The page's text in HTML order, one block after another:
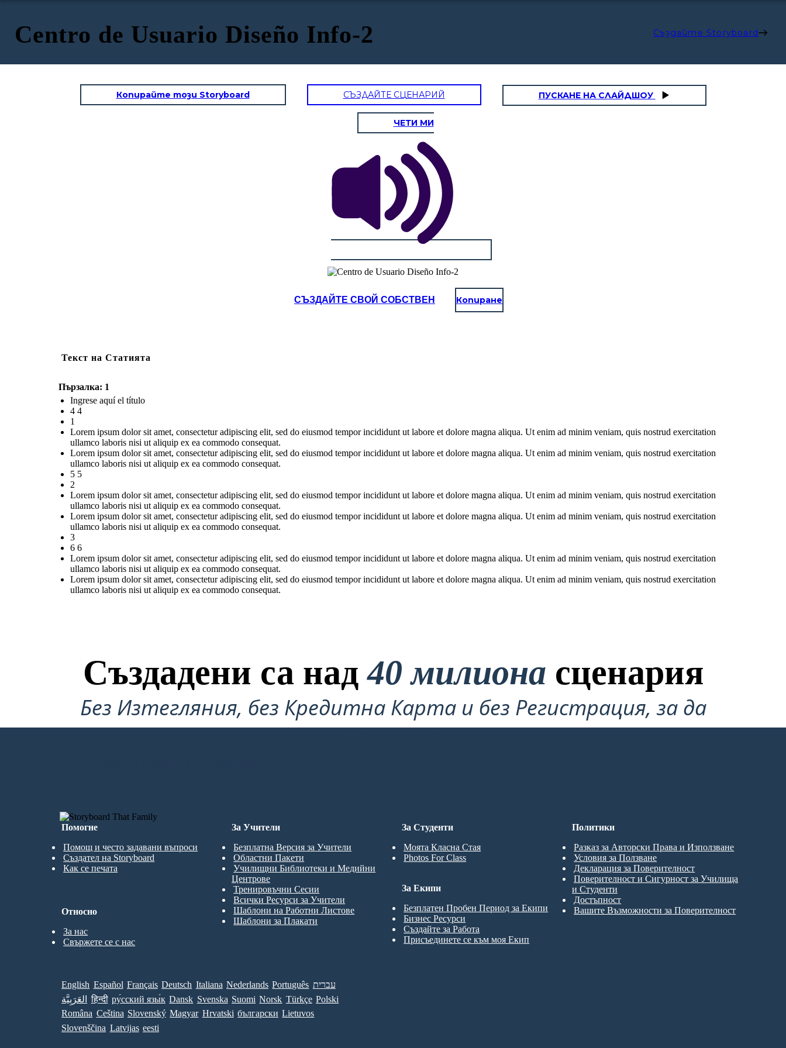
Centro de Usuario Diseño Info-2 Създайте Storyboard
Копирайте този Storyboard СЪЗДАЙТЕ СЦЕНАРИЙ ПУСКАНЕ НА СЛАЙДШОУ
ЧЕТИ МИ
СЪЗДАЙТЕ СВОЙ СОБСТВЕН Копиране
Текст на Статията
Пързалка: 1
Ingrese aquí el título
4 4
1
Lorem ipsum dolor sit amet, consectetur adipiscing elit, sed do eiusmod tempor incididunt ut labore et dolore magna aliqua. Ut enim ad minim veniam, quis nostrud exercitation
ullamco laboris nisi ut aliquip ex ea commodo consequat.
Lorem ipsum dolor sit amet, consectetur adipiscing elit, sed do eiusmod tempor incididunt ut labore et dolore magna aliqua. Ut enim ad minim veniam, quis nostrud exercitation
ullamco laboris nisi ut aliquip ex ea commodo consequat.
5 5
2
Lorem ipsum dolor sit amet, consectetur adipiscing elit, sed do eiusmod tempor incididunt ut labore et dolore magna aliqua. Ut enim ad minim veniam, quis nostrud exercitation
ullamco laboris nisi ut aliquip ex ea commodo consequat.
Lorem ipsum dolor sit amet, consectetur adipiscing elit, sed do eiusmod tempor incididunt ut labore et dolore magna aliqua. Ut enim ad minim veniam, quis nostrud exercitation
ullamco laboris nisi ut aliquip ex ea commodo consequat.
3
6 6
Lorem ipsum dolor sit amet, consectetur adipiscing elit, sed do eiusmod tempor incididunt ut labore et dolore magna aliqua. Ut enim ad minim veniam, quis nostrud exercitation
ullamco laboris nisi ut aliquip ex ea commodo consequat.
Lorem ipsum dolor sit amet, consectetur adipiscing elit, sed do eiusmod tempor incididunt ut labore et dolore magna aliqua. Ut enim ad minim veniam, quis nostrud exercitation
ullamco laboris nisi ut aliquip ex ea commodo consequat.
Създадени са над40 милиона сценария
Без Изтегляния, без Кредитна Карта и без Регистрация, за да
Опитате!
Помогне
Помощ и често задавани въпроси
Създател на Storyboard
Как се печата
За Студенти
Моята Класна Стая
Photos For Class
За Учители
Безплатна Версия за Учители
Областни Пакети
Училищни Библиотеки и Медийни
Центрове
Тренировъчни Сесии
Всички Ресурси за Учители
Шаблони на Работни Листове
Шаблони за Плакати
За Екипи
Безплатен Пробен Период за Екипи
Бизнес Ресурси
Създайте за Работа
Присъединете се към моя Екип
Относно
За нас
Свържете се с нас
Политики
Разказ за Авторски Права и Използване
Условия за Ползване
Декларация за Поверителност
Поверителност и Сигурност за Училища
и Студенти
Достъпност
Вашите Възможности за Поверителност
English Español Français Deutsch Italiana Nederlands Português עברית
العَرَبِيَّة
हिन्दी ру́сский язы́к Dansk Svenska Suomi Norsk Türkçe Polski
Româna Ceština Slovenský Magyar Hrvatski български Lietuvos
Slovenščina Latvijas eesti